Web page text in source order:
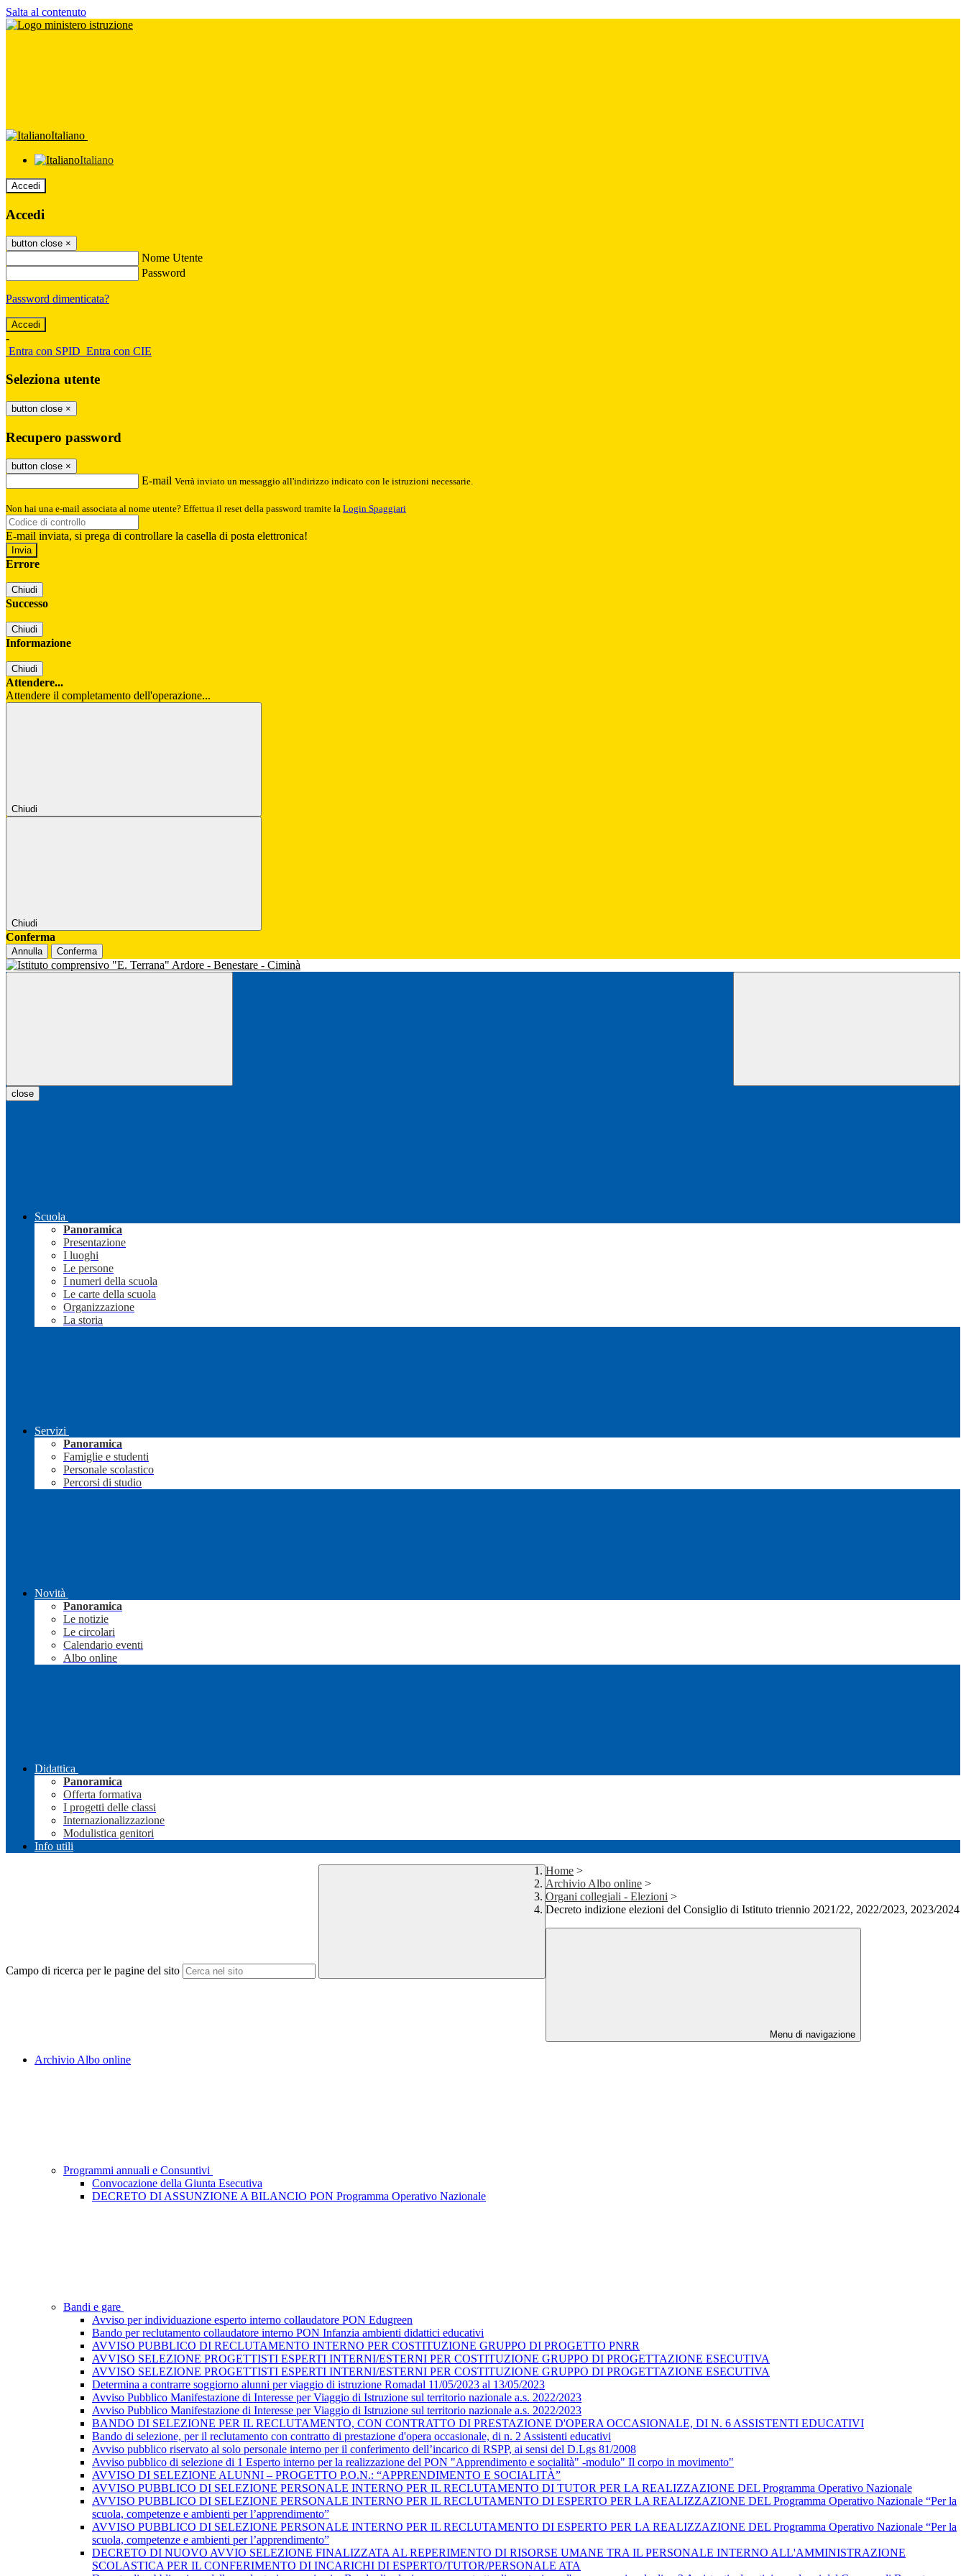
Salta al contenuto
Italiano
Italiano
Accedi
Accedi
button close ×
Nome Utente
Password
Password dimenticata?
-
Entra con SPID Entra con CIE
Seleziona utente
button close ×
Recupero password
button close ×
E-mail Verrà inviato un messaggio all'indirizzo indicato con le istruzioni necessarie.
Non hai una e-mail associata al nome utente? Effettua il reset della password tramite la Login Spaggiari
E-mail inviata, si prega di controllare la casella di posta elettronica!
Errore
Chiudi
Successo
Chiudi
Informazione
Chiudi
Attendere...
Attendere il completamento dell'operazione...
Chiudi
Chiudi
Conferma
Annulla Conferma
close
Scuola
Panoramica
Presentazione
I luoghi
Le persone
I numeri della scuola
Le carte della scuola
Organizzazione
La storia
Servizi
Panoramica
Famiglie e studenti
Personale scolastico
Percorsi di studio
Novità
Panoramica
Le notizie
Le circolari
Calendario eventi
Albo online
Didattica
Panoramica
Offerta formativa
I progetti delle classi
Internazionalizzazione
Modulistica genitori
Info utili
Campo di ricerca per le pagine del sito
Home >
Archivio Albo online >
Organi collegiali - Elezioni >
Decreto indizione elezioni del Consiglio di Istituto triennio 2021/22, 2022/2023, 2023/2024
Menu di navigazione
Archivio Albo online
Programmi annuali e Consuntivi
Convocazione della Giunta Esecutiva
DECRETO DI ASSUNZIONE A BILANCIO PON Programma Operativo Nazionale
Bandi e gare
Avviso per individuazione esperto interno collaudatore PON Edugreen
Bando per reclutamento collaudatore interno PON Infanzia ambienti didattici educativi
AVVISO PUBBLICO DI RECLUTAMENTO INTERNO PER COSTITUZIONE GRUPPO DI PROGETTO PNRR
AVVISO SELEZIONE PROGETTISTI ESPERTI INTERNI/ESTERNI PER COSTITUZIONE GRUPPO DI PROGETTAZIONE ESECUTIVA
AVVISO SELEZIONE PROGETTISTI ESPERTI INTERNI/ESTERNI PER COSTITUZIONE GRUPPO DI PROGETTAZIONE ESECUTIVA
Determina a contrarre soggiorno alunni per viaggio di istruzione Romadal 11/05/2023 al 13/05/2023
Avviso Pubblico Manifestazione di Interesse per Viaggio di Istruzione sul territorio nazionale a.s. 2022/2023
Avviso Pubblico Manifestazione di Interesse per Viaggio di Istruzione sul territorio nazionale a.s. 2022/2023
BANDO DI SELEZIONE PER IL RECLUTAMENTO, CON CONTRATTO DI PRESTAZIONE D'OPERA OCCASIONALE, DI N. 6 ASSISTENTI EDUCATIVI
Bando di selezione, per il reclutamento con contratto di prestazione d'opera occasionale, di n. 2 Assistenti educativi
Avviso pubblico riservato al solo personale interno per il conferimento dell’incarico di RSPP, ai sensi del D.Lgs 81/2008
Avviso pubblico di selezione di 1 Esperto interno per la realizzazione del PON "Apprendimento e socialità" -modulo" Il corpo in movimento"
AVVISO DI SELEZIONE ALUNNI – PROGETTO P.O.N.: “APPRENDIMENTO E SOCIALITÀ”
AVVISO PUBBLICO DI SELEZIONE PERSONALE INTERNO PER IL RECLUTAMENTO DI TUTOR PER LA REALIZZAZIONE DEL Programma Operativo Nazionale
AVVISO PUBBLICO DI SELEZIONE PERSONALE INTERNO PER IL RECLUTAMENTO DI ESPERTO PER LA REALIZZAZIONE DEL Programma Operativo Nazionale “Per la
scuola, competenze e ambienti per l’apprendimento”
AVVISO PUBBLICO DI SELEZIONE PERSONALE INTERNO PER IL RECLUTAMENTO DI ESPERTO PER LA REALIZZAZIONE DEL Programma Operativo Nazionale “Per la
scuola, competenze e ambienti per l’apprendimento”
DECRETO DI NUOVO AVVIO SELEZIONE FINALIZZATA AL REPERIMENTO DI RISORSE UMANE TRA IL PERSONALE INTERNO ALL'AMMINISTRAZIONE
SCOLASTICA PER IL CONFERIMENTO DI INCARICHI DI ESPERTO/TUTOR/PERSONALE ATA